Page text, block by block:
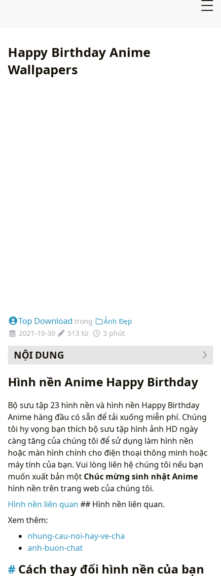
Happy Birthday Anime
Wallpapers
Top Download trong
Ảnh Đẹp
2021-10-30
513 từ 3 phút
NỘI DUNG
Hình nền Anime Happy Birthday
Bộ sưu tập 23 hình nền và hình nền Happy Birthday
Anime hàng đầu có sẵn để tải xuống miễn phí. Chúng
tôi hy vọng bạn thích bộ sưu tập hình ảnh HD ngày
càng tăng của chúng tôi để sử dụng làm hình nền
hoặc màn hình chính cho điện thoại thông minh hoặc
máy tính của bạn. Vui lòng liên hệ chúng tôi nếu bạn
muốn xuất bản một Chúc mừng sinh nhật Anime
hình nền trên trang web của chúng tôi.
Hình nền liên quan ## Hình nền liên quan.
Xem thêm:
nhung-cau-noi-hay-ve-cha
anh-buon-chat
Cách thay đổi hình nền của bạn